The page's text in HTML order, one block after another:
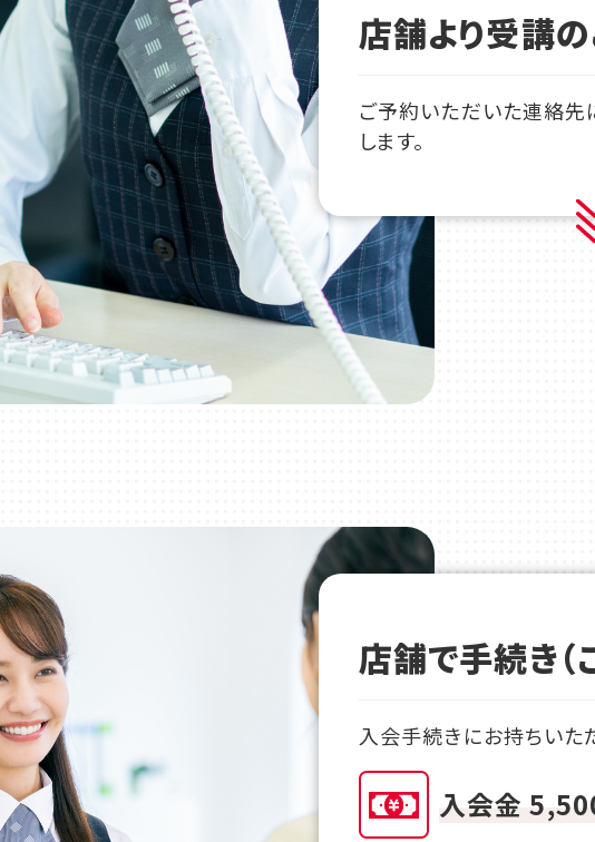
店舗より受講
ご予約いただいた連絡先
します。
店舗で手続き（
入会手続きにお持ちいた
入会金